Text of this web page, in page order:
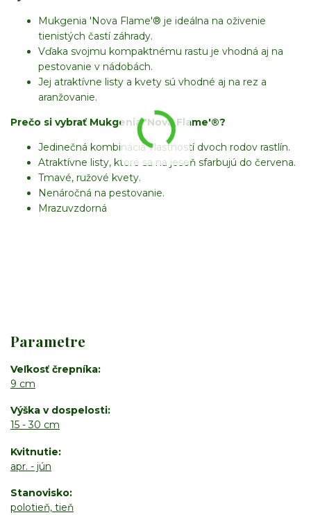
Mukgenia 'Nova Flame'® je ideálna na oživenie
tienistých častí záhrady.
Vďaka svojmu kompaktnému rastu je vhodná aj na
pestovanie v nádobách.
Jej atraktívne listy a kvety sú vhodné aj na rez a
aranžovanie.
Prečo si vybrať Mukgenia 'Nova Flame'®?
Jedinečná kombinácia vlastností dvoch rodov rastlín.
Atraktívne listy, ktoré sa na jeseň sfarbujú do červena.
Tmavé, ružové kvety.
Nenáročná na pestovanie.
Mrazuvzdorná
Parametre
Veľkosť črepníka
9 cm
Výška v dospelosti
15 - 30 cm
Kvitnutie
apr. - jún
Stanovisko
polotieň, tieň